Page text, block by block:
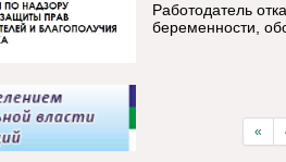
Работодатель
беременности,
«